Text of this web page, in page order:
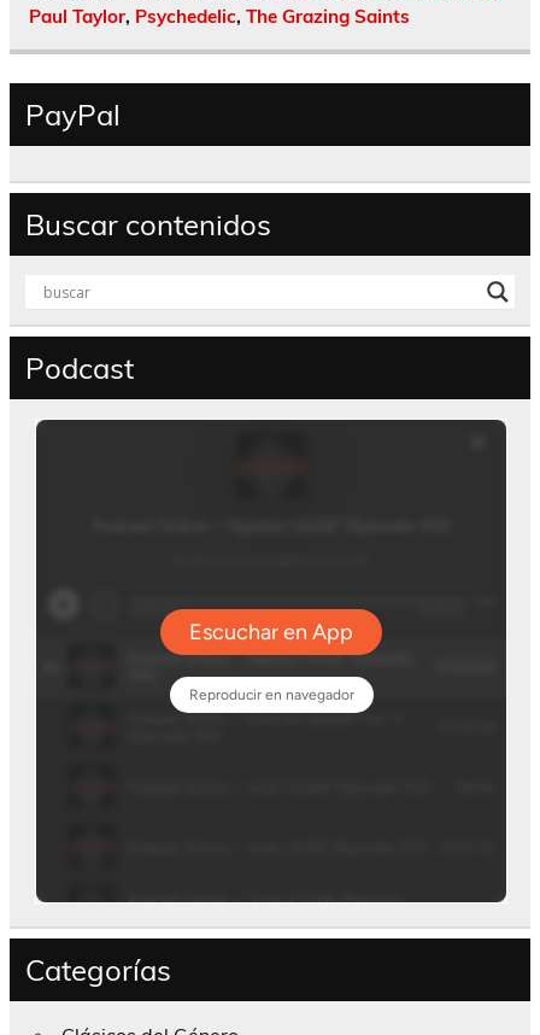
Paul Taylor, Psychedelic, The Grazing Saints
PayPal
Buscar contenidos
Podcast
Categorías